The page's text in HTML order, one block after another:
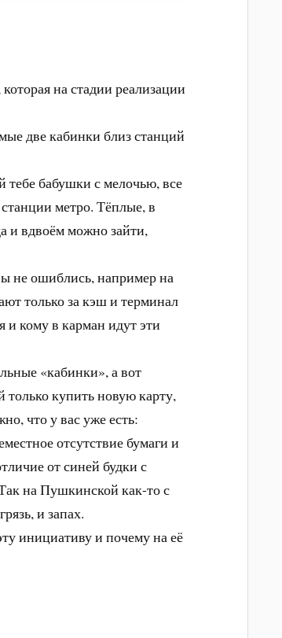
на стадии реализации
две кабинки близ станций
тебе бабушки с мелочью, все
метро. Тёплые, в
и вдвоём можно зайти,
не ошиблись, например на
только за кэш и терминал
и кому в карман идут эти
«кабинки», а вот
купить новую карту,
что у вас уже есть:
отсутствие бумаги и
от синей будки с
на Пушкинской как-то с
и запах.
инициативу и почему на её